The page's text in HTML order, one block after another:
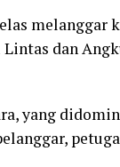
melanggar
dan
yang